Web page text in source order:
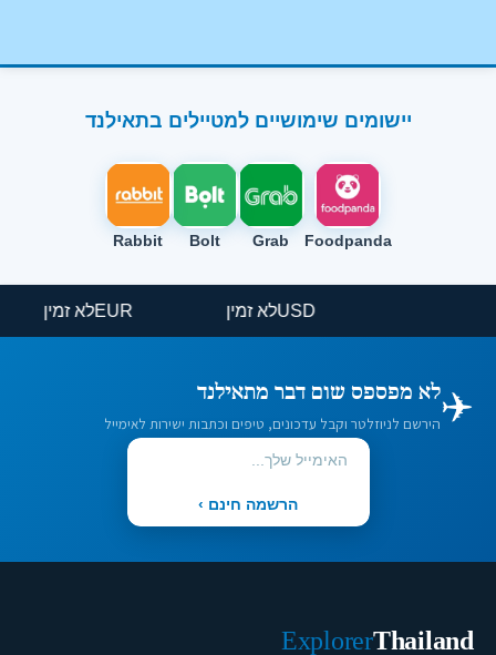
יישומים שימושיים למטיילים בתאילנד
Foodpanda
Grab
Bolt
Rabbit
USDלא זמין EURלא זמין
✈️לא מפספס שום דבר מתאילנד
הירשם לניוזלטר וקבל עדכונים, טיפים וכתבות ישירות לאימייל
הרשמה חינם ›
Thailand
Explorer